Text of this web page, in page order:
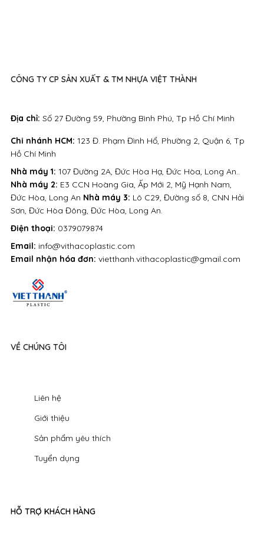
VỀ CHÚNG TÔI
Liên hệ
Giới thiệu
Sản phẩm yêu thích
Tuyển dụng
HỖ TRỢ KHÁCH HÀNG
Địa chỉ: Số 27 Đường 59, Phường Bình Phú, Tp Hồ Chí Minh
Điện thoại: 0379079874
Email: info@vithacoplastic.com
Email nhận hóa đơn: vietthanh.vithacoplastic@gmail.com
CÔNG TY CP SẢN XUẤT & TM NHỰA VIỆT THÀNH
Nhà máy 1: 107 Đường 2A, Đức Hòa Hạ, Đức Hòa, Long An..
Nhà máy 2: E3 CCN Hoàng Gia, Ấp Mới 2, Mỹ Hạnh Nam,
Đức Hòa, Long An Nhà máy 3: Lô C29, Đường số 8, CNN Hải
Sơn, Đức Hòa Đông, Đức Hòa, Long An.
Chi nhánh HCM: 123 Đ. Phạm Đình Hổ, Phường 2, Quận 6, Tp
Hồ Chí Minh